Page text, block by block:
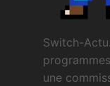
Switch-
une